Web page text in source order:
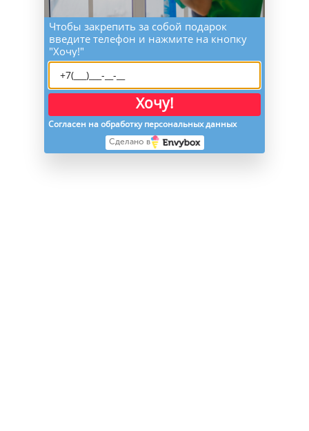
Чтобы закрепить за собой подарок
введите телефон и нажмите на кнопку
"Хочу!"
Хочу!
Согласен на обработку персональных данных
Сделано в